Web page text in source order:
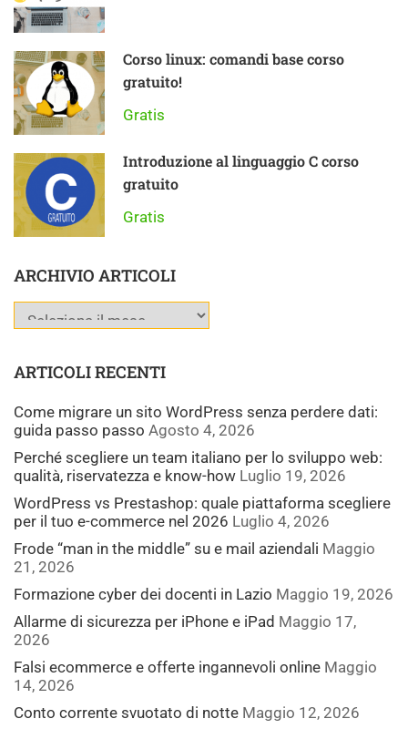
Corso linux: comandi base corso
gratuito!
Gratis
Introduzione al linguaggio C corso
gratuito
Gratis
ARCHIVIO ARTICOLI
ARTICOLI RECENTI
Come migrare un sito WordPress senza perdere dati:
guida passo passo Agosto 4, 2026
Perché scegliere un team italiano per lo sviluppo web:
qualità, riservatezza e know-how Luglio 19, 2026
WordPress vs Prestashop: quale piattaforma scegliere
per il tuo e-commerce nel 2026 Luglio 4, 2026
Frode “man in the middle” su e mail aziendali Maggio
21, 2026
Formazione cyber dei docenti in Lazio Maggio 19, 2026
Allarme di sicurezza per iPhone e iPad Maggio 17,
2026
Falsi ecommerce e offerte ingannevoli online Maggio
14, 2026
Conto corrente svuotato di notte Maggio 12, 2026